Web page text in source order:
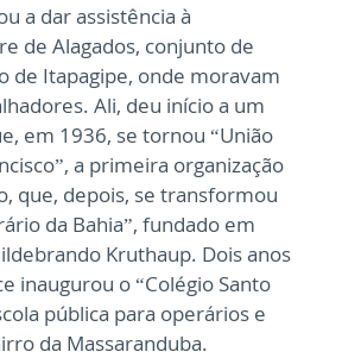
a dar assistência à
de Alagados, conjunto de
de Itapagipe, onde moravam
Ali, deu início a um
em 1936, se tornou “União
a primeira organização
que, depois, se transformou
da Bahia”, fundado em
Kruthaup. Dois anos
inaugurou o “Colégio Santo
pública para operários e
da Massaranduba.